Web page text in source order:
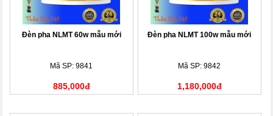
Đèn pha NLMT 60w mẫu mới
Mã SP: 9841
885,000đ
Đèn pha NLMT 100w mẫu mới
Mã SP: 9842
1,180,000đ